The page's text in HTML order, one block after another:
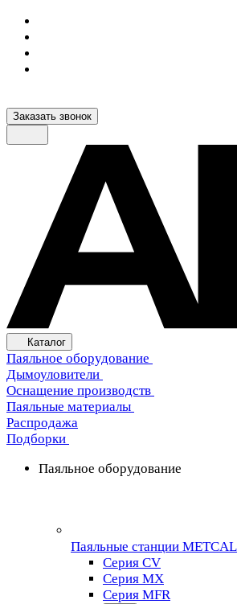
Заказать звонок
Каталог
Паяльное оборудование
Дымоуловители
Оснащение производств
Паяльные материалы
Распродажа
Подборки
Паяльное оборудование
Паяльные станции METCAL
Серия CV
Серия MX
Серия MFR